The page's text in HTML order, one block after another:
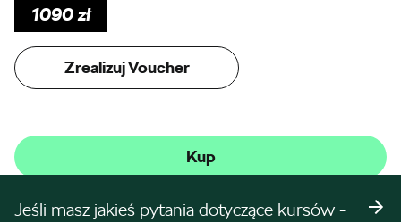
1090zł
Zrealizuj Voucher
Kup
Jeśli masz jakieś pytania dotyczące kursów -